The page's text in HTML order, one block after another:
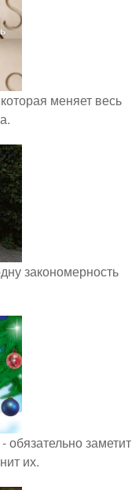
меняет весь
закономерность
обязательно заметит
их.